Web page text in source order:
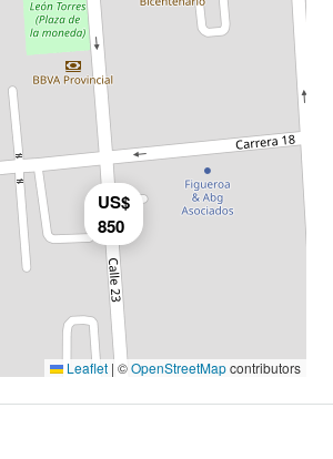
US$
850
Leaflet | ©OpenStreetMapcontributors